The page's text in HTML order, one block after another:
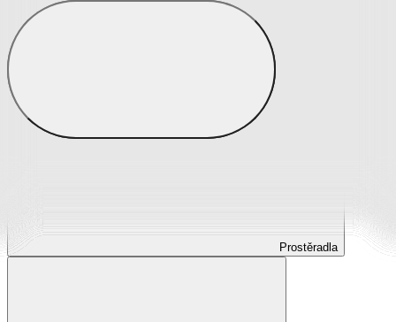
Prostěradla
Prostěradla